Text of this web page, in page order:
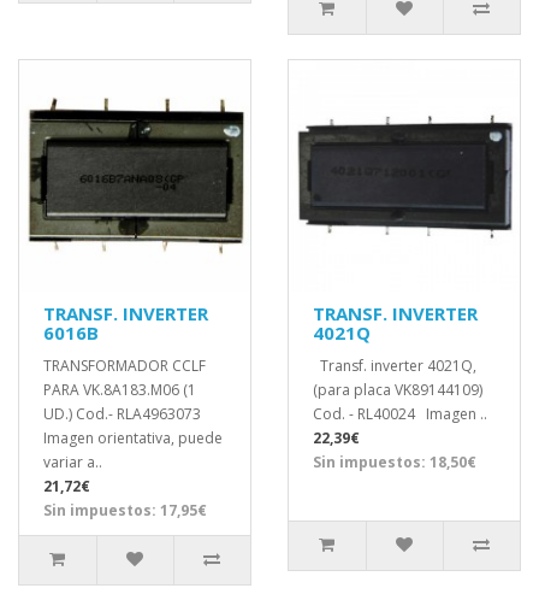
TRANSF. INVERTER
6016B
TRANSFORMADOR CCLF
PARA VK.8A183.M06 (1
UD.) Cod.- RLA4963073
Imagen orientativa, puede
variar a..
21,72€
Sin impuestos: 17,95€
TRANSF. INVERTER
4021Q
Transf. inverter 4021Q,
(para placa VK89144109)
Cod. - RL40024 Imagen ..
22,39€
Sin impuestos: 18,50€